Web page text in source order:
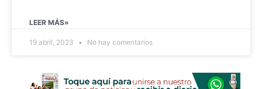
LEER MÁS»
19 abril, 2023 No hay comentarios